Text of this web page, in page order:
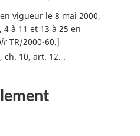
vigueur le 8 mai 2000,
à 11 et 13 à 25 en
TR/2000-60.]
ch. 10, art. 12.